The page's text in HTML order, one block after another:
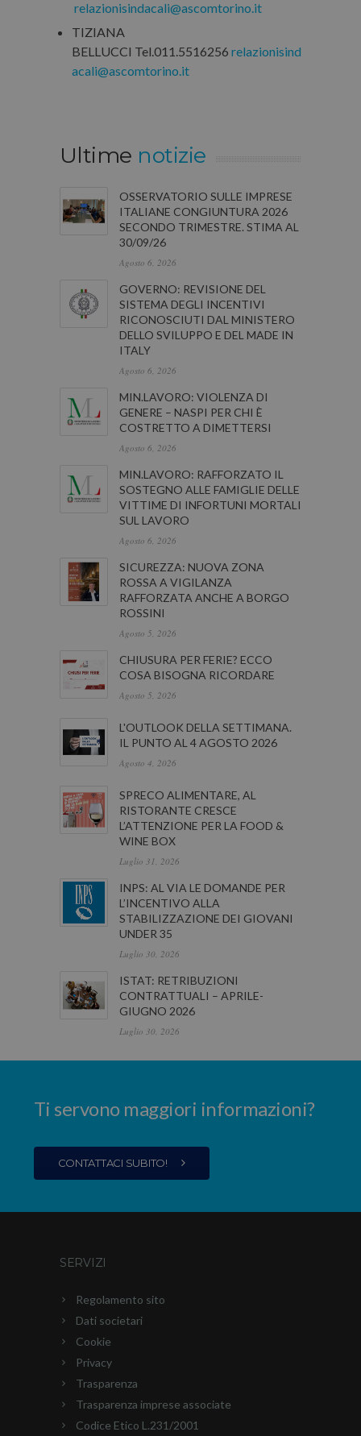
relazionisindacali@ascomtorino.it
TIZIANA
BELLUCCI Tel.011.5516256 relazionisind
acali@ascomtorino.it
Ultime notizie
OSSERVATORIO SULLE IMPRESE
ITALIANE CONGIUNTURA 2026
SECONDO TRIMESTRE. STIMA AL
30/09/26
Agosto 6, 2026
GOVERNO: REVISIONE DEL
SISTEMA DEGLI INCENTIVI
RICONOSCIUTI DAL MINISTERO
DELLO SVILUPPO E DEL MADE IN
ITALY
Agosto 6, 2026
MIN.LAVORO: VIOLENZA DI
GENERE – NASPI PER CHI È
COSTRETTO A DIMETTERSI
Agosto 6, 2026
MIN.LAVORO: RAFFORZATO IL
SOSTEGNO ALLE FAMIGLIE DELLE
VITTIME DI INFORTUNI MORTALI
SUL LAVORO
Agosto 6, 2026
SICUREZZA: NUOVA ZONA
ROSSA A VIGILANZA
RAFFORZATA ANCHE A BORGO
ROSSINI
Agosto 5, 2026
CHIUSURA PER FERIE? ECCO
COSA BISOGNA RICORDARE
Agosto 5, 2026
L'OUTLOOK DELLA SETTIMANA.
IL PUNTO AL 4 AGOSTO 2026
Agosto 4, 2026
SPRECO ALIMENTARE, AL
RISTORANTE CRESCE
L’ATTENZIONE PER LA FOOD &
WINE BOX
Luglio 31, 2026
INPS: AL VIA LE DOMANDE PER
L’INCENTIVO ALLA
STABILIZZAZIONE DEI GIOVANI
UNDER 35
Luglio 30, 2026
ISTAT: RETRIBUZIONI
CONTRATTUALI – APRILE-
GIUGNO 2026
Luglio 30, 2026
Ti servono maggiori informazioni?
CONTATTACI SUBITO!
SERVIZI
Regolamento sito
Dati societari
Cookie
Privacy
Trasparenza
Trasparenza imprese associate
Codice Etico L.231/2001